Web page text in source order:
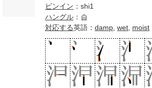
ピンイン ：shi1
ハングル ：습
対応する英語： damp wet moist